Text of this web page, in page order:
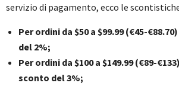
servizio di pagamento, ecco le
Per ordini da $50 a $99.99 (€45-
del 2%;
Per ordini da $100 a $149.99 (€89-
sconto del 3%;